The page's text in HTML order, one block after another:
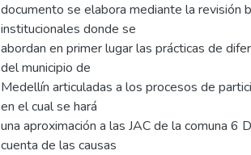
documento se elabora mediante la revisión
institucionales donde se
abordan en primer lugar las prácticas de
del municipio de
Medellín articuladas a los procesos de
en el cual se hará
una aproximación a las JAC de la comuna 6
cuenta de las causas